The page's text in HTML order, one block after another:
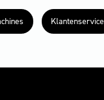
Klantenservice